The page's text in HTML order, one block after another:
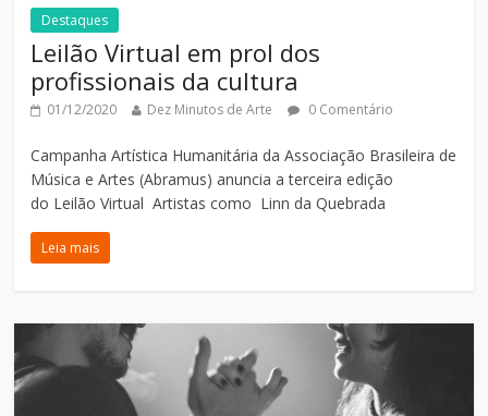
Destaques
Leilão Virtual em prol dos
profissionais da cultura
01/12/2020 Dez Minutos de Arte 0 Comentário
Campanha Artística Humanitária da Associação Brasileira de
Música e Artes (Abramus) anuncia a terceira edição
do Leilão Virtual Artistas como Linn da Quebrada
Leia mais